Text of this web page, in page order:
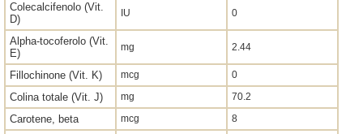
Colecalcifenolo (Vit.
D)
IU 0
Alpha-tocoferolo (Vit.
E)
mg 2.44
Fillochinone (Vit. K) mcg 0
Colina totale (Vit. J) mg 70.2
Carotene, beta mcg 8